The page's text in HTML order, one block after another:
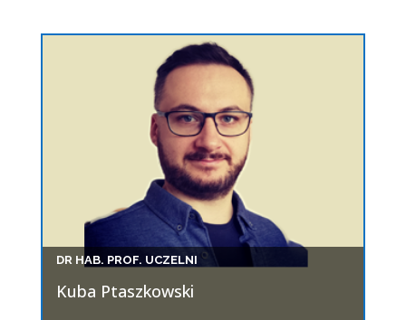
DR HAB. PROF. UCZELNI
Kuba Ptaszkowski